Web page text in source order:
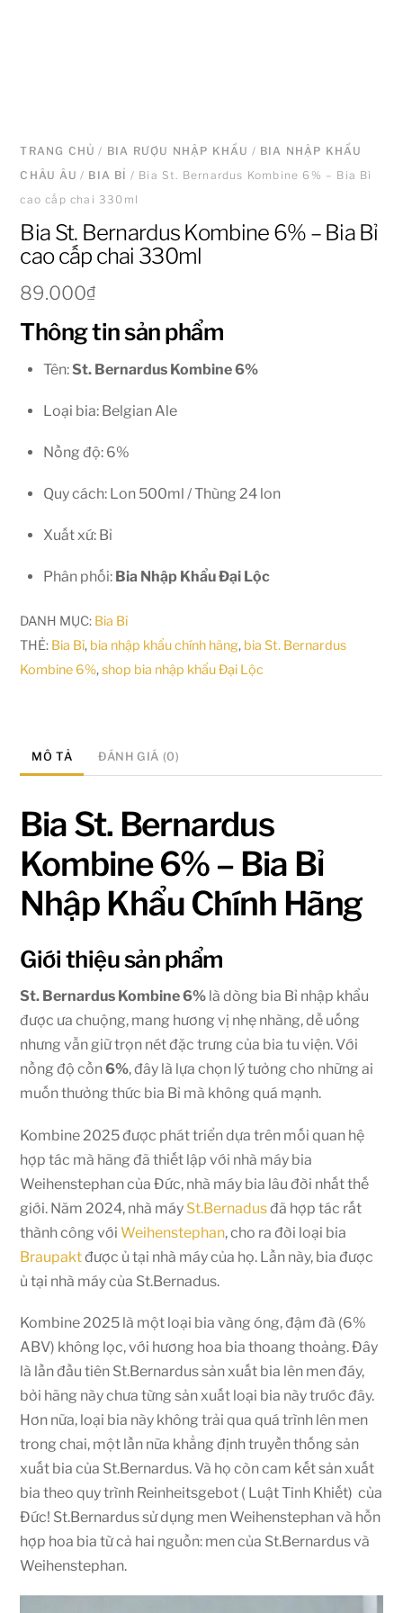
TRANG CHỦ / BIA RƯỢU NHẬP KHẨU / BIA NHẬP KHẨU
CHÂU ÂU / BIA BỈ / Bia St. Bernardus Kombine 6% – Bia Bỉ
cao cấp chai 330ml
Bia St. Bernardus Kombine 6% – Bia Bỉ
cao cấp chai 330ml
89.000₫
Thông tin sản phẩm
Tên:St. Bernardus Kombine 6%
Loại bia: Belgian Ale
Nồng độ: 6%
Quy cách: Lon 500ml / Thùng 24 lon
Xuất xứ: Bỉ
Phân phối: Bia Nhập Khẩu Đại Lộc
DANH MỤC: Bia Bỉ
THẺ: Bia Bỉ, bia nhập khẩu chính hãng, bia St. Bernardus
Kombine 6%,shop bia nhập khẩu Đại Lộc
MÔ TẢ ĐÁNH GIÁ (0)
Bia St. Bernardus
Kombine 6% – Bia Bỉ
Nhập Khẩu Chính Hãng
Giới thiệu sản phẩm
St. Bernardus Kombine 6% là dòng bia Bỉ nhập khẩu
được ưa chuộng, mang hương vị nhẹ nhàng, dễ uống
nhưng vẫn giữ trọn nét đặc trưng của bia tu viện. Với
nồng độ cồn6%, đây là lựa chọn lý tưởng cho những ai
muốn thưởng thức bia Bỉ mà không quá mạnh.
Kombine 2025 được phát triển dựa trên mối quan hệ
hợp tác mà hãng đã thiết lập với nhà máy bia
Weihenstephan của Đức, nhà máy bia lâu đời nhất thế
giới. Năm 2024, nhà máy St.Bernadusđã hợp tác rất
thành công vớiWeihenstephan, cho ra đời loại bia
Braupaktđược ủ tại nhà máy của họ. Lần này, bia được
ủ tại nhà máy của St.Bernadus.
Kombine 2025 là một loại bia vàng óng, đậm đà (6%
ABV) không lọc, với hương hoa bia thoang thoảng. Đây
là lần đầu tiên St.Bernardus sản xuất bia lên men đáy,
bởi hãng này chưa từng sản xuất loại bia này trước đây.
Hơn nữa, loại bia này không trải qua quá trình lên men
trong chai, một lần nữa khẳng định truyền thống sản
xuất bia của St.Bernardus. Và họ còn cam kết sản xuất
bia theo quy trình Reinheitsgebot ( Luật Tinh Khiết) của
Đức! St.Bernardus sử dụng men Weihenstephan và hỗn
hợp hoa bia từ cả hai nguồn: men của St.Bernardus và
Weihenstephan.